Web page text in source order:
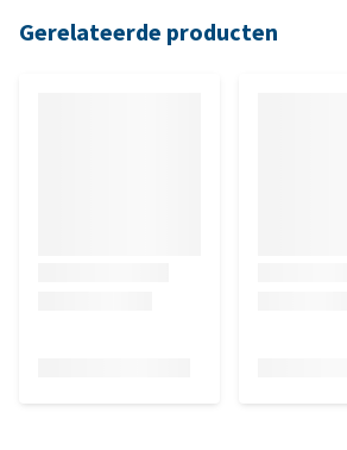
Gerelateerde producten